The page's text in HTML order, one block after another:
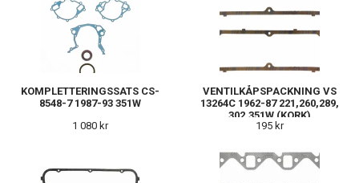
KOMPLETTERINGSSATS CS-
8548-7 1987-93 351W
1 080 kr
VENTILKÅPSPACKNING VS
13264C 1962-87 221,260,289,
302,351W (KORK)
195 kr